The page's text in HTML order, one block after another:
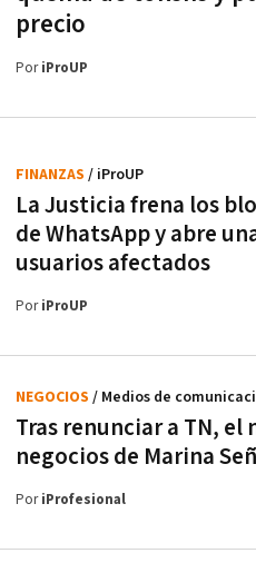
precio
PoriProUP
La Justicia frena los
de WhatsApp y abre
usuarios afectados
FINANZAS / iProUP
PoriProUP
Tras renunciar a TN, el
negocios de Marina
NEGOCIOS / Medios de
PoriProfesional